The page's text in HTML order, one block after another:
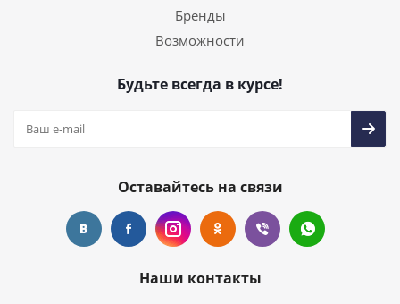
Бренды
Возможности
Будьте всегда в курсе!
Оставайтесь на связи
Наши контакты